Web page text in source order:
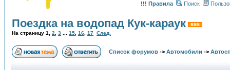
!!! Правила Поиск
Поездка на водопад Кук-караук
На страницу 1 2 3 15 16 17 След.
Список форумов -> Автомобили ->